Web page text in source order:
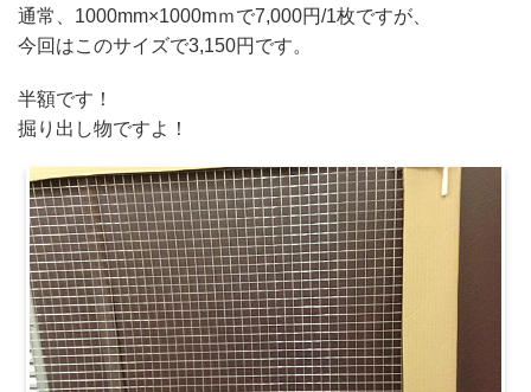
通常、1000mm×1000mｍで7,000円/1枚ですが、
今回はこのサイズで3,150円です。
半額です！
掘り出し物ですよ！